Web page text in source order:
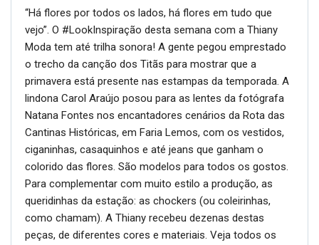
“Há flores por todos os lados, há flores em tudo que
vejo”. O #LookInspiração desta semana com a Thiany
Moda tem até trilha sonora! A gente pegou emprestado
o trecho da canção dos Titãs para mostrar que a
primavera está presente nas estampas da temporada. A
lindona Carol Araújo posou para as lentes da fotógrafa
Natana Fontes nos encantadores cenários da Rota das
Cantinas Históricas, em Faria Lemos, com os vestidos,
ciganinhas, casaquinhos e até jeans que ganham o
colorido das flores. São modelos para todos os gostos.
Para complementar com muito estilo a produção, as
queridinhas da estação: as chockers (ou coleirinhas,
como chamam). A Thiany recebeu dezenas destas
peças, de diferentes cores e materiais. Veja todos os